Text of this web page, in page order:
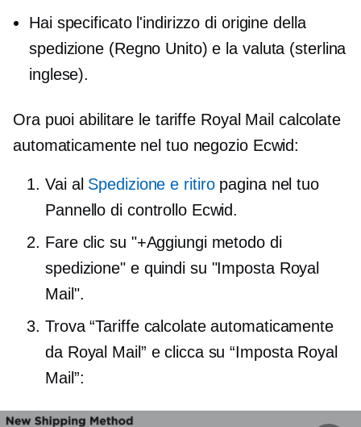
Hai specificato l'indirizzo di origine della
spedizione (Regno Unito) e la valuta (sterlina
inglese).
Ora puoi abilitare le tariffe Royal Mail calcolate
automaticamente nel tuo negozio Ecwid:
Vai al Spedizione e ritiropagina nel tuo
Pannello di controllo Ecwid.
Fare clic su "+Aggiungi metodo di
spedizione" e quindi su "Imposta Royal
Mail".
Trova “Tariffe calcolate automaticamente
da Royal Mail” e clicca su “Imposta Royal
Mail”: